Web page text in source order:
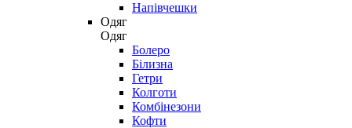
Напівчешки
Одяг
Одяг
Болеро
Білизна
Гетри
Колготи
Комбінезони
Кофти